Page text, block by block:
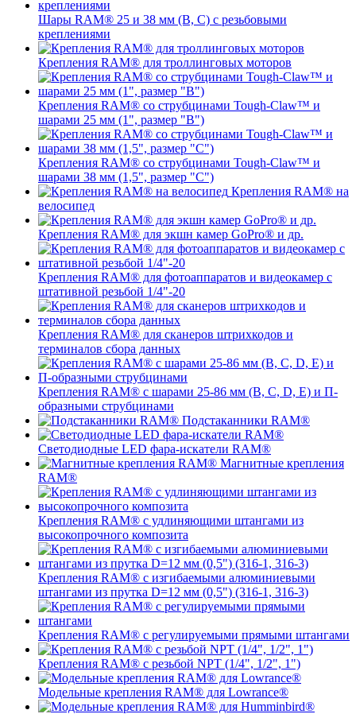
Шары RAM® 25 и 38 мм (B, C) с резьбовыми
креплениями
Крепления RAM® для троллинговых моторов
Крепления RAM® со струбцинами Tough-Claw™ и
шарами 25 мм (1", размер "B")
Крепления RAM® со струбцинами Tough-Claw™ и
шарами 38 мм (1,5", размер "C")
Крепления RAM® на
велосипед
Крепления RAM® для экшн камер GoPro® и др.
Крепления RAM® для фотоаппаратов и видеокамер с
штативной резьбой 1/4"-20
Крепления RAM® для сканеров штрихкодов и
терминалов сбора данных
Крепления RAM® с шарами 25-86 мм (B, C, D, E) и П-
образными струбцинами
Подстаканники RAM®
Светодиодные LED фара-искатели RAM®
Магнитные крепления
RAM®
Крепления RAM® с удлиняющими штангами из
высокопрочного композита
Крепления RAM® с изгибаемыми алюминиевыми
штангами из прутка D=12 мм (0,5") (316-1, 316-3)
Крепления RAM® c регулируемыми прямыми штангами
Крепления RAM® с резьбой NPT (1/4", 1/2", 1")
Модельные крепления RAM® для Lowrance®